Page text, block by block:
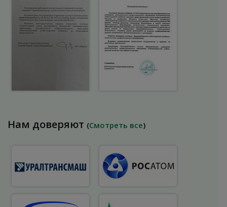
Нам доверяют (Смотреть все)